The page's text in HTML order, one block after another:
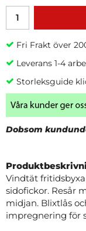
Fri Frakt över
Leverans 1-4
Storleksguide
Dobsom
Vindtät
sidofickor. Resår
midjan. Blixtlås
impregnering för